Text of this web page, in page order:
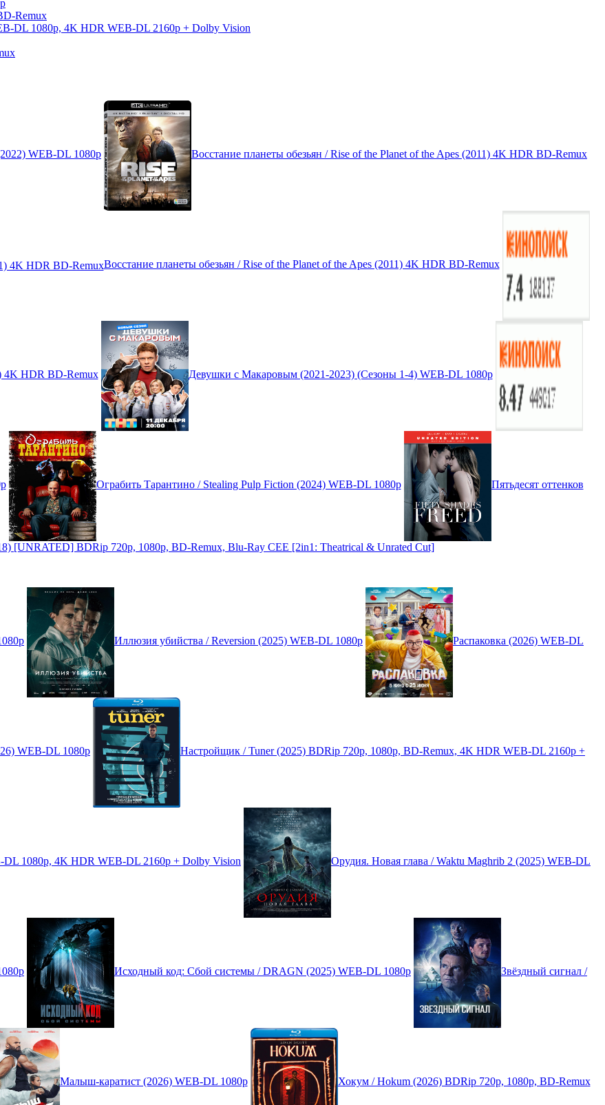
Remux
DL 1080p, 4K HDR WEB-DL 2160p + Dolby Vision
WEB-DL 1080p Восстание планеты обезьян / Rise of the Planet of the Apes (2011) 4K HDR BD-Remux
Восстание планеты обезьян / Rise of the Planet of the Apes (2011) 4K HDR BD-Remux
4K HDR BD-Remux Девушки с Макаровым (2021-2023) (Сезоны 1-4) WEB-DL 1080p
Ограбить Тарантино / Stealing Pulp Fiction (2024) WEB-DL 1080p Пятьдесят оттенков
[UNRATED] BDRip 720p, 1080p, BD-Remux, Blu-Ray CEE [2in1: Theatrical & Unrated Cut]
Иллюзия убийства / Reversion (2025) WEB-DL 1080p Распаковка (2026) WEB-DL
WEB-DL 1080p Настройщик / Tuner (2025) BDRip 720p, 1080p, BD-Remux, 4K HDR WEB-DL 2160p +
DL 1080p, 4K HDR WEB-DL 2160p + Dolby Vision Орудия. Новая глава / Waktu Maghrib 2 (2025) WEB-DL
Исходный код: Сбой системы / DRAGN (2025) WEB-DL 1080p Звёздный сигнал /
Малыш-каратист (2026) WEB-DL 1080p Хокум / Hokum (2026) BDRip 720p, 1080p, BD-Remux